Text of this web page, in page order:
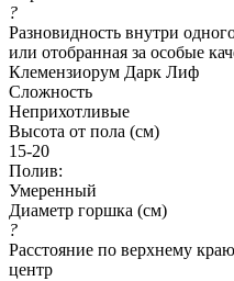
?
Разновидность внутри
или отобранная за особые
Клемензиорум Дарк Лиф
Сложность
Неприхотливые
Высота от пола (см)
15-20
Полив:
Умеренный
Диаметр горшка (см)
?
Расстояние по верхнему
центр